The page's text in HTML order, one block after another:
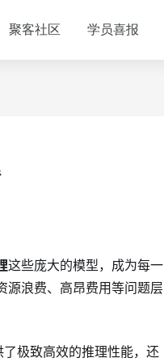
聚客社区 学员喜报
这些庞大的模型，成为每一
源浪费、高昂费用等问题层
极致高效的推理性能，还